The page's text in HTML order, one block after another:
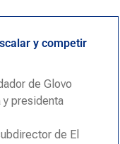
y competir
de Glovo
y presidenta
de El